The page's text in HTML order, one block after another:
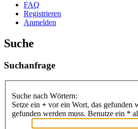
FAQ
Registrieren
Anmelden
Suche
Suchanfrage
Suche nach Wörtern:
Setze ein + vor ein Wort, das gefunden
gefunden werden muss. Benutze ein *